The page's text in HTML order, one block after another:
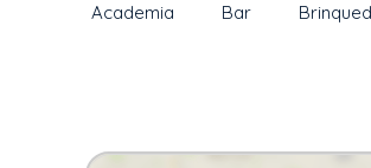
Academia Bar